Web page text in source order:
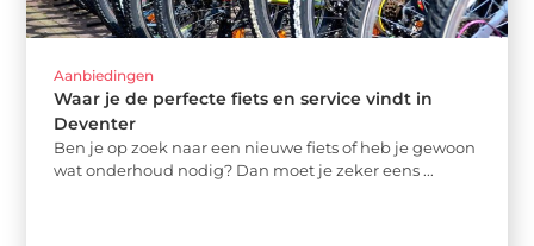
Aanbiedingen
Waar je de perfecte fiets en service vindt in
Deventer
Ben je op zoek naar een nieuwe fiets of heb je gewoon
wat onderhoud nodig? Dan moet je zeker eens ...